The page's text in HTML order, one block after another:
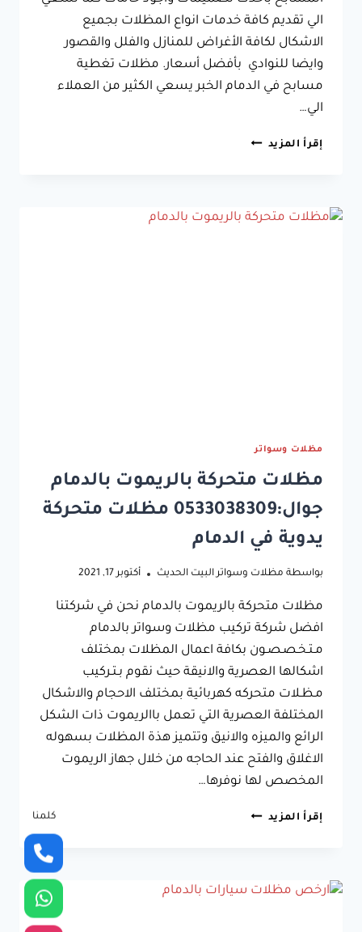
الي تقديم كافة خدمات انواع المظلات بجميع
الاشكال لكافة الأغراض للمنازل والفلل والقصور
وايضا للنوادي بأفضل أسعار. مظلات تغطية
مسابح في الدمام الخبر يسعي الكثير من العملاء
الي…
إقرأ المزيد تركيب
والخبر
الشرقية
مظلات وسواتر
مظلات متحركة بالريموت بالدمام
جوال:0533038309 مظلات متحركة
يدوية في الدمام
بواسطة مظلات وسواتر البيت الحديث أكتوبر 17, 2021
مظلات متحركة بالريموت بالدمام نحن في شركتنا
افضل شركة تركيب مظلات وسواتر بالدمام
مـتـخـصـصـون بكافة اعمال المظلات بمختلف
اشكالها العصرية والانيقة حيث نقوم بـتـركيب
مـظـلات متحركه كهربائية بمختلف الاحجام والاشكال
المختلفة العصرية التي تعمل باالريموت ذات الشكل
الرائع والميزه والانيق وتتميز هذة المظلات بسهوله
الاغلاق والفتح عند الحاجه من خلال جهاز الريموت
المخصص لها نوفرها…
إقرأ المزيد مظلات
جوال:0533038309
مظلات
كلمنا